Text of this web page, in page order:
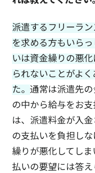
派遣するフリーラ
を求める方もいら
いは資金繰りの悪
られないことがよ
た。通常は派遣先
の中から給与をお
は、派遣料金が入
の支払いを負担し
繰りが悪化してし
払いの要望には答え